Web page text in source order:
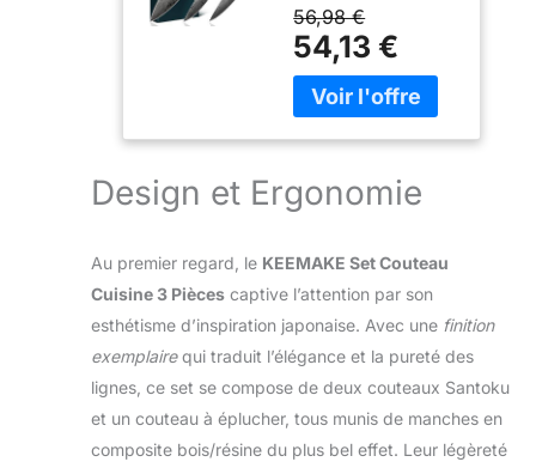
couteaux
SANMEIHO est
fabriqué en acier
poudré japonais à
dureté de 63 HRC,
ce qui est plus dur
aciers ordinaires, et
technologie de
métallurgie
avancée. Vous
obtiendrez un
exceptionnel.
【Lame Super
56,98 €
54,13 €
Design et Ergonomie
Au premier regard, le KEEMAKE Set Couteau
Cuisine 3 Pièces captive l’attention par son
esthétisme d’inspiration japonaise. Avec une finition
exemplairequi traduit l’élégance et la pureté des
lignes, ce set se compose de deux couteaux Santoku
et un couteau à éplucher, tous munis de manches en
composite bois/résine du plus bel effet. Leur légèreté